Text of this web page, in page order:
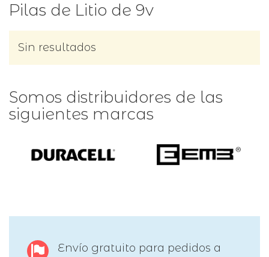
Pilas de Litio de 9v
Sin resultados
Somos distribuidores de las
siguientes marcas
Envío gratuito para pedidos a